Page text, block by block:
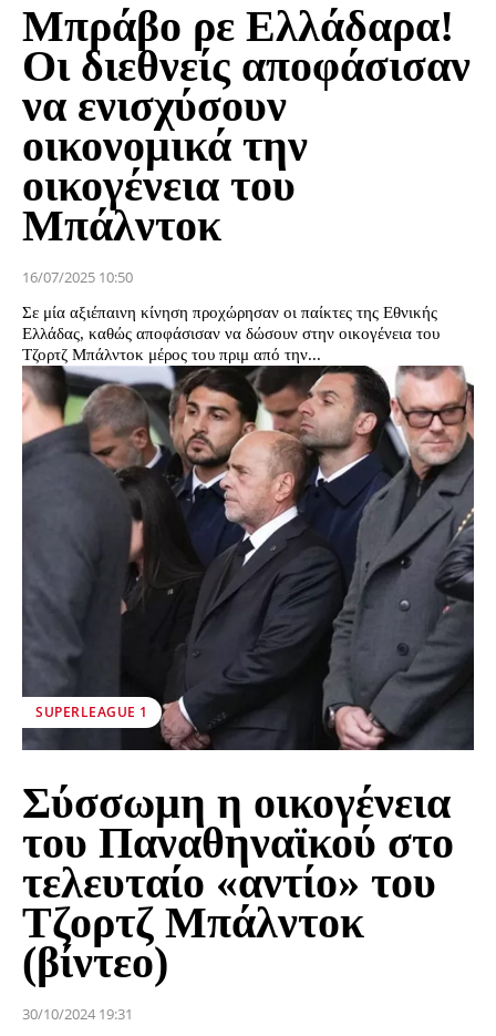
Μπράβο ρε Ελλάδαρα!
Οι διεθνείς αποφάσισαν
να ενισχύσουν
οικονομικά την
οικογένεια του
Μπάλντοκ
16/07/2025 10:50
Σε μία αξιέπαινη κίνηση προχώρησαν οι παίκτες της Εθνικής
Ελλάδας, καθώς αποφάσισαν να δώσουν στην οικογένεια του
Τζορτζ Μπάλντοκ μέρος του πριμ από την...
SUPERLEAGUE 1
Σύσσωμη η οικογένεια
του Παναθηναϊκού στο
τελευταίο «αντίο» του
Τζορτζ Μπάλντοκ
(βίντεο)
30/10/2024 19:31